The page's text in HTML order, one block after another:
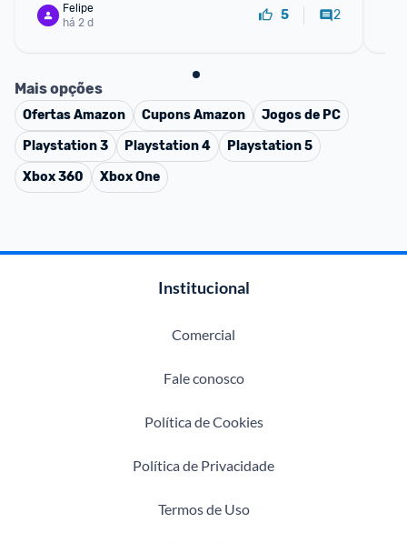
Felipe
há 2 d
5 2
Mais opções
OfertasAmazon CuponsAmazon
Jogos de PC
Playstation 3
Playstation 4
Playstation 5
Xbox 360
Xbox One
Institucional
Comercial
Fale conosco
Política de Cookies
Política de Privacidade
Termos de Uso